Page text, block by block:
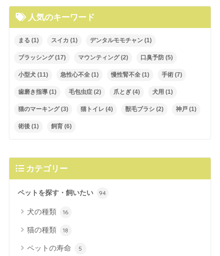
人気のキーワード
まる (1) スイカ (1) デンタルモモチャン(1)
ブラッシング(17) マウンティング(2) 口臭予防(5)
小型犬(11) 急性心不全(1) 慢性腎不全(1) 手術(7)
歯磨き指導(1) 毛包虫症(2) 爪とぎ(4) 犬用 (1)
猫のマーキング(3) 猫トイレ (4) 獣毛ブラシ(2) 神戸(1)
術後(1) 飼育(6)
カテゴリー
ペットを探す・飼いたい 94
犬の種類 16
猫の種類 18
ペットの寿命 5